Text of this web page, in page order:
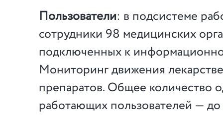
Пользователи: в подсистеме
сотрудники 98 медицинских
подключенных к
Мониторинг движения
препаратов. Общее количество
работающих пользователей —